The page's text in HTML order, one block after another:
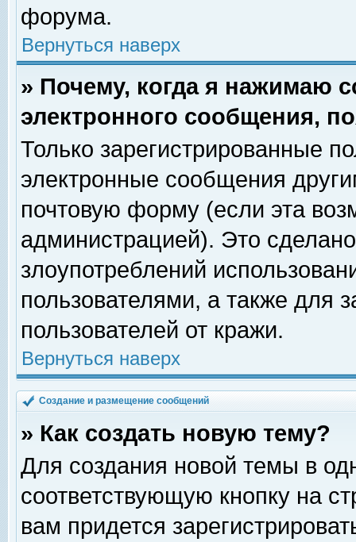
форума.
Вернуться наверх
» Почему, когда я нажимаю
электронного сообщения,
Только зарегистрированные
электронные сообщения
почтовую форму (если эта
администрацией). Это
злоупотреблений
пользователями, а также для
пользователей от кражи.
Вернуться наверх
Создание и размещение сообщений
» Как создать новую тему?
Для создания новой темы в
соответствующую кнопку на
вам придется